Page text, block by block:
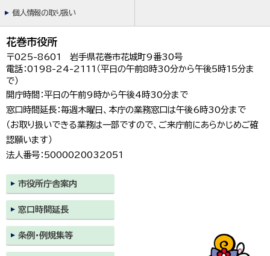
個人情報の取り扱い
花巻市役所
〒025-8601 岩手県花巻市花城町9番30号
電話：0198-24-2111（平日の午前8時30分から午後5時15分ま
で）
開庁時間：平日の午前9時から午後4時30分まで
窓口時間延長：毎週木曜日、本庁の業務窓口は午後6時30分まで
（お取り扱いできる業務は一部ですので、ご来庁前にあらかじめご確
認願います）
法人番号：5000020032051
市役所庁舎案内
窓口時間延長
条例・例規集等